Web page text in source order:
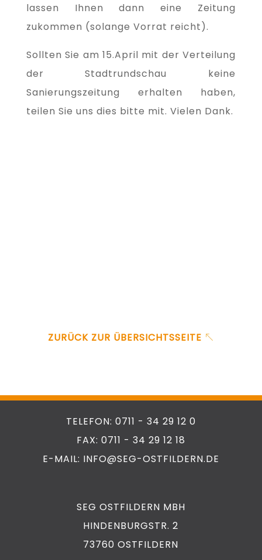
lassen Ihnen dann eine Zeitung
zukommen (solange Vorrat reicht).
Sollten Sie am 15.April mit der Verteilung
der Stadtrundschau keine
Sanierungszeitung erhalten haben,
teilen Sie uns dies bitte mit. Vielen Dank.
ZURÜCK ZUR ÜBERSICHTSSEITE
TELEFON: 0711 - 34 29 12 0
FAX: 0711 - 34 29 12 18
E-MAIL: INFO@SEG-OSTFILDERN.DE
SEG OSTFILDERN MBH
HINDENBURGSTR. 2
73760 OSTFILDERN